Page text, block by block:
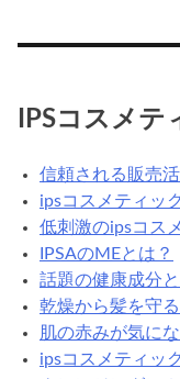
メ
テ
リ
IPSコスメ
信頼される販売
ipsコスメティッ
低刺激のipsコス
IPSAのMEとは？
話題の健康成分
乾燥から髪を守
肌の赤みが気に
ipsコスメティッ